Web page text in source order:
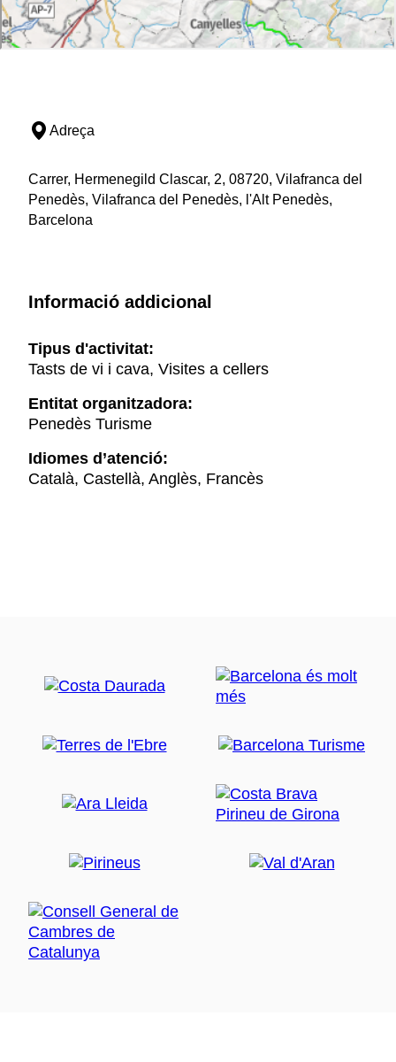
Adreça
Carrer, Hermenegild Clascar, 2, 08720, Vilafranca del
Penedès, Vilafranca del Penedès, l'Alt Penedès,
Barcelona
Informació addicional
Tipus d'activitat:
Tasts de vi i cava, Visites a cellers
Entitat organitzadora:
Penedès Turisme
Idiomes d’atenció:
Català, Castellà, Anglès, Francès